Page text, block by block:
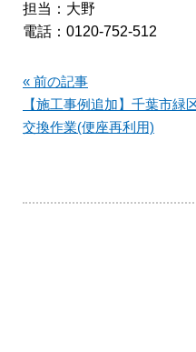
担当：大野
電話：0120-752-512
« 前の記事
【施工事例追加】千葉市緑
交換作業(便座再利用)